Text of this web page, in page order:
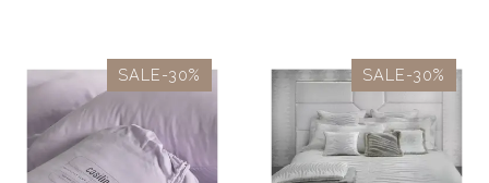
SALE-30% SALE-30%